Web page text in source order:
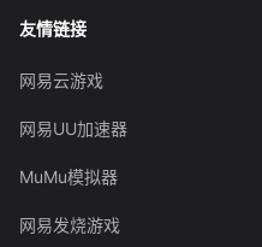
友情链接
网易云游戏
网易UU加速器
MuMu模拟器
网易发烧游戏